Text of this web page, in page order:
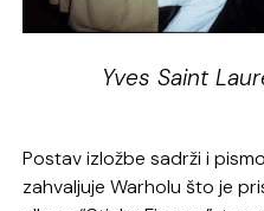
Yves Saint
Postav izložbe sadrži i
zahvaljuje Warholu što je